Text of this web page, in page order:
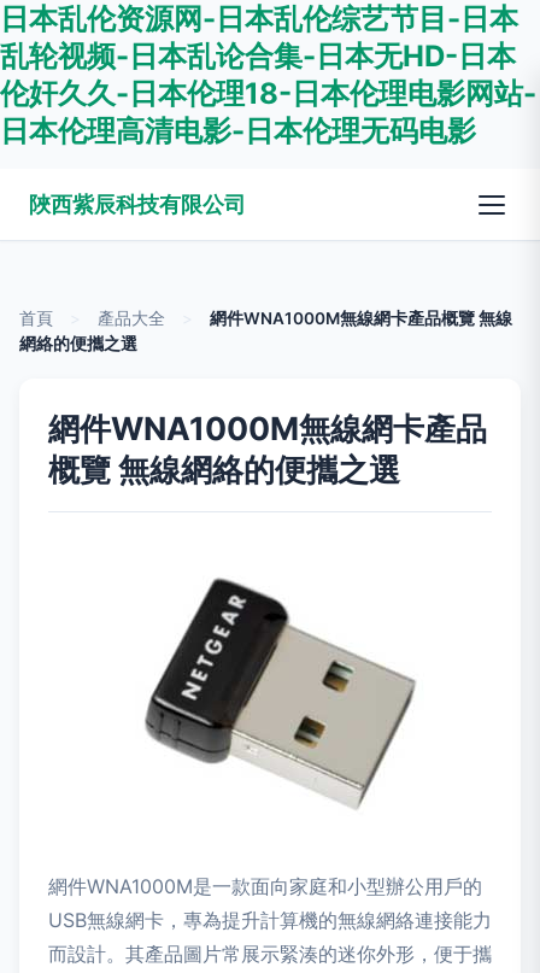
日本乱伦资源网-日本乱伦综艺节目-日本
乱轮视频-日本乱论合集-日本无HD-日本
伦奸久久-日本伦理18-日本伦理电影网站-
日本伦理高清电影-日本伦理无码电影
陜西紫辰科技有限公司
首頁 產品大全
網件WNA1000M無線網卡產品概覽 無線
網絡的便攜之選
網件WNA1000M無線網卡產品
概覽 無線網絡的便攜之選
網件WNA1000M是一款面向家庭和小型辦公用戶的
USB無線網卡，專為提升計算機的無線網絡連接能力
而設計。其產品圖片常展示緊湊的迷你外形，便于攜